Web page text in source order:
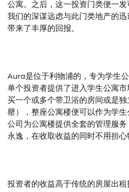
公寓。之后，这一投资门类便一发
我们的深谋远虑与此门类地产的
带来了丰厚的回报。
Aura是位于利物浦的，专为学生
单个投资者提供了进入学生公寓
买一个或多个带卫浴的房间或是独
罄），整座公寓楼便可以作为学
公司为公寓楼提供全套的管理服
永逸，在收取收益的同时不用担心
投资者的收益高于传统的房屋出